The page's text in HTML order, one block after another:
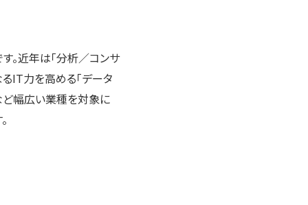
。近年は「分析／コンサ
るIT力を高める「データ
ど幅広い業種を対象に